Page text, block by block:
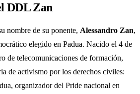
DDL Zan
nombre de su ponente, Alessandro Zan,
elegido en Padua. Nacido el 4 de
de telecomunicaciones de formación,
de activismo por los derechos civiles:
organizador del Pride nacional en